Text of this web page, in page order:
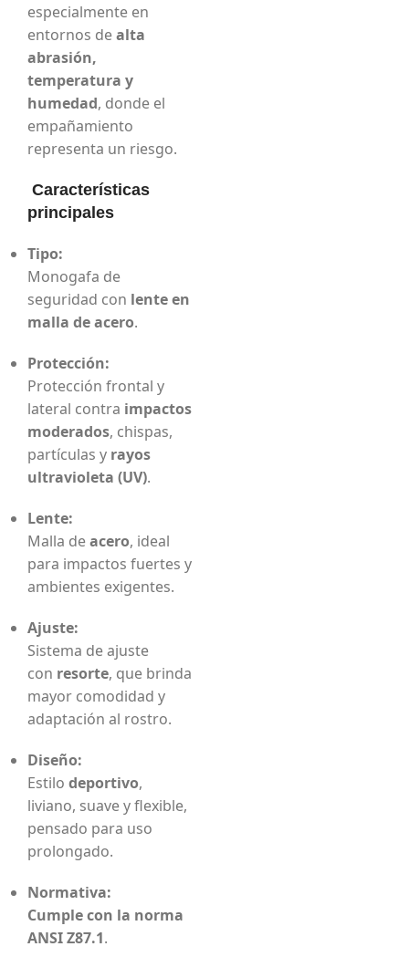
especialmente en
entornos dealta
abrasión,
temperatura y
humedad, donde el
empañamiento
representa un riesgo.
Características
principales
Tipo:
Monogafa de
seguridad con lente en
malla de acero.
Protección:
Protección frontal y
lateral contra impactos
moderados, chispas,
partículas y rayos
ultravioleta (UV).
Lente:
Malla deacero, ideal
para impactos fuertes y
ambientes exigentes.
Ajuste:
Sistema de ajuste
con resorte, que brinda
mayor comodidad y
adaptación al rostro.
Diseño:
Estilo deportivo,
liviano, suave y flexible,
pensado para uso
prolongado.
Normativa:
Cumple con la norma
ANSI Z87.1.